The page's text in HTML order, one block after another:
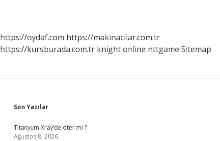
https://oydaf.com https://makinacilar.com.tr
https://kursburada.com.tr knight online nttgame Sitemap
Sidebar
Son Yazılar
Titanyum Xray’de öter mi ?
Ağustos 8, 2026